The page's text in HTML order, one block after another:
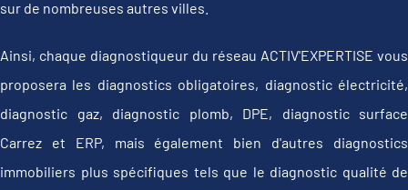
sur de nombreuses autres villes.
Ainsi, chaque diagnostiqueur du réseau ACTIV'EXPERTISE vous
proposera les diagnostics obligatoires, diagnostic électricité,
diagnostic gaz, diagnostic plomb, DPE, diagnostic surface
Carrez et ERP, mais également bien d'autres diagnostics
immobiliers plus spécifiques tels que le diagnostic qualité de